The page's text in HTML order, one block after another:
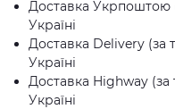
Доставка Укрпоштою
Україні
Доставка Delivery (за
Україні
Доставка Highway
Україні